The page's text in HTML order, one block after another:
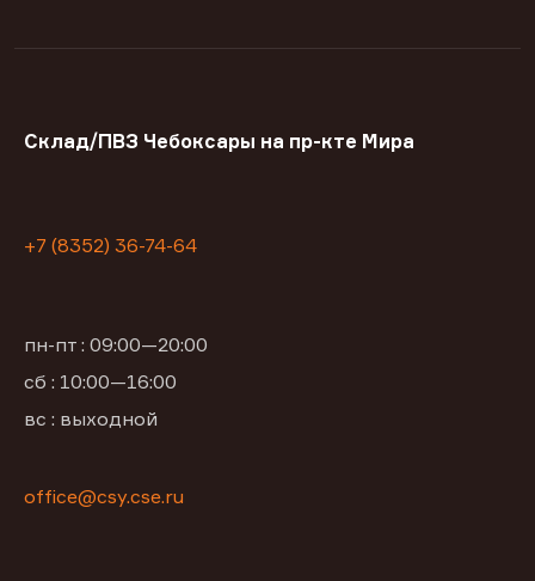
Склад/ПВЗ Чебоксары на пр-кте Мира
+7 (8352) 36-74-64
пн-пт : 09:00—20:00
сб : 10:00—16:00
вс : выходной
office@csy.cse.ru